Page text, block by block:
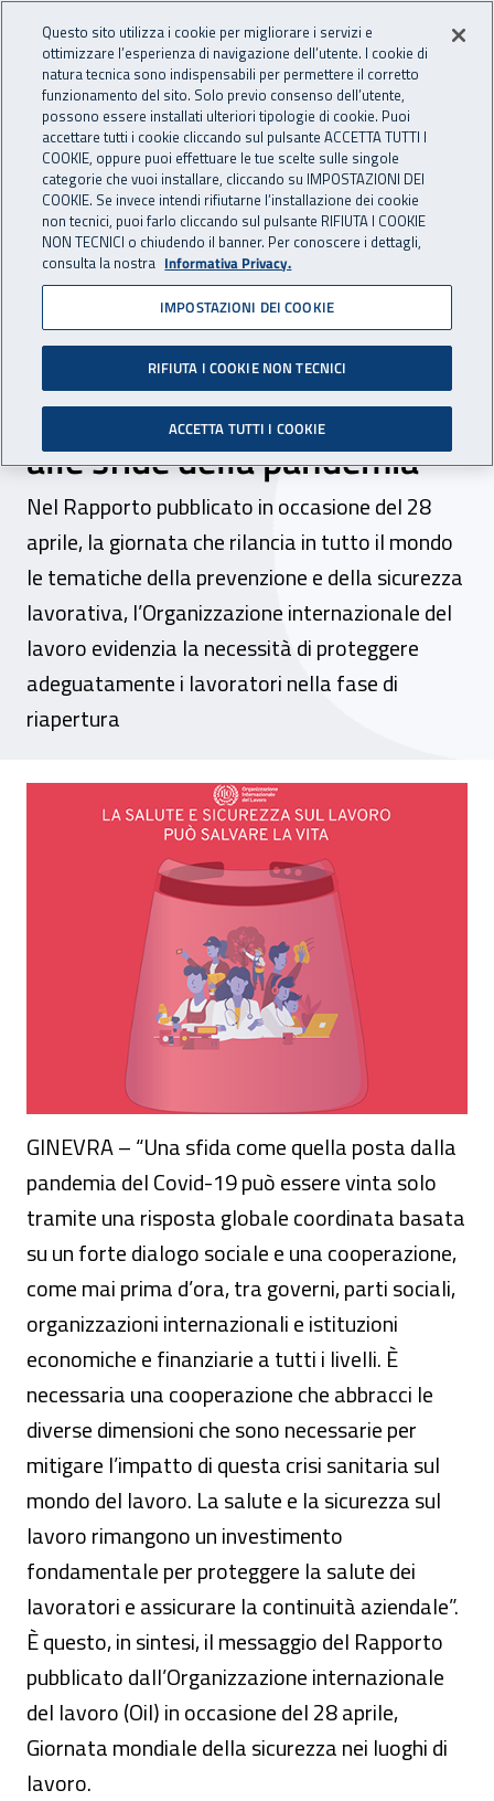
INAIL - Istituto Nazionale
Apri cerca
Navigazione principale
Navigazione - Ti trovi in:
Home Inail comunica News
28 aprile 2020
Oil: salute e sicurezza sul
lavoro investimento
fondamentale per reagire
alle sfide della pandemia
Nel Rapporto pubblicato in occasione del 28
aprile, la giornata che rilancia in tutto il mondo
le tematiche della prevenzione e della sicurezza
lavorativa, l’Organizzazione internazionale del
lavoro evidenzia la necessità di proteggere
adeguatamente i lavoratori nella fase di
riapertura
Oil: salute e sicurezza sul lavoro
GINEVRA – “Una sfida come quella posta dalla
pandemia del Covid-19 può essere vinta solo
tramite una risposta globale coordinata basata
su un forte dialogo sociale e una cooperazione,
come mai prima d’ora, tra governi, parti sociali,
organizzazioni internazionali e istituzioni
economiche e finanziarie a tutti i livelli. È
necessaria una cooperazione che abbracci le
diverse dimensioni che sono necessarie per
mitigare l’impatto di questa crisi sanitaria sul
mondo del lavoro. La salute e la sicurezza sul
lavoro rimangono un investimento
fondamentale per proteggere la salute dei
lavoratori e assicurare la continuità aziendale”.
È questo, in sintesi, il messaggio del Rapporto
pubblicato dall’Organizzazione internazionale
del lavoro (Oil) in occasione del 28 aprile,
Giornata mondiale della sicurezza nei luoghi di
lavoro.
Questo sito utilizza i cookie per migliorare i servizi e
ottimizzare l’esperienza di navigazione dell’utente. I cookie di
natura tecnica sono indispensabili per permettere il corretto
funzionamento del sito. Solo previo consenso dell’utente,
possono essere installati ulteriori tipologie di cookie. Puoi
accettare tutti i cookie cliccando sul pulsante ACCETTA TUTTI I
COOKIE, oppure puoi effettuare le tue scelte sulle singole
categorie che vuoi installare, cliccando su IMPOSTAZIONI DEI
COOKIE. Se invece intendi rifiutarne l’installazione dei cookie
non tecnici, puoi farlo cliccando sul pulsante RIFIUTA I COOKIE
NON TECNICI o chiudendo il banner. Per conoscere i dettagli,
consulta la nostra Informativa Privacy.
IMPOSTAZIONI DEI COOKIE
RIFIUTA I COOKIE NON TECNICI
ACCETTA TUTTI I COOKIE